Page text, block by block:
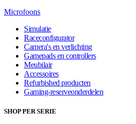
Microfoons
Simulatie
Raceconfigurator
Camera's en verlichting
Gamepads en controllers
Meubilair
Accessoires
Refurbished producten
Gaming-reserveonderdelen
SHOP PER SERIE